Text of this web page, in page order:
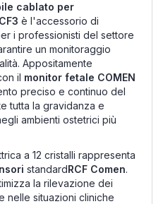
cablato per
è l'accessorio di
i professionisti del settore
un monitoraggio
Appositamente
il monitor fetale COMEN
preciso e continuo del
tutta la gravidanza e
ambienti ostetrici più
a 12 cristalli rappresenta
standardRCF Comen.
la rilevazione dei
nelle situazioni cliniche